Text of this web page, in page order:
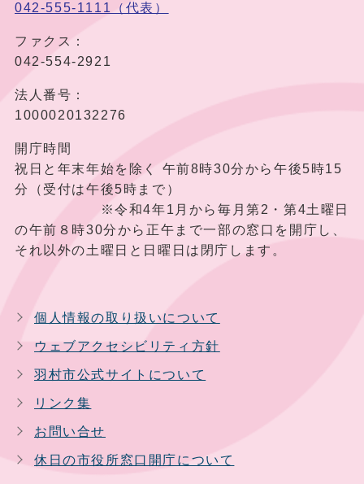
042-555-1111（代表）
ファクス：
042-554-2921
法人番号：
1000020132276
開庁時間
祝日と年末年始を除く 午前8時30分から午後5時15
分（受付は午後5時まで）
※令和4年1月から毎月第2・第4土曜日
の午前８時30分から正午まで一部の窓口を開庁し、
それ以外の土曜日と日曜日は閉庁します。
個人情報の取り扱いについて
ウェブアクセシビリティ方針
羽村市公式サイトについて
リンク集
お問い合せ
休日の市役所窓口開庁について